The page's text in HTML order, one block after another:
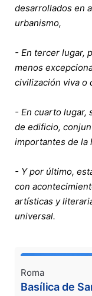
desarrollados en
urbanismo,
- En tercer lugar,
menos
civilización viva o
- En cuarto lugar,
de edificio,
importantes de la
- Y por último,
con
artísticas y
universal.
Roma
Basílica de